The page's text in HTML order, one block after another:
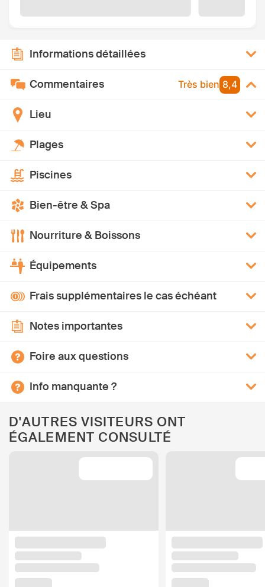
Informations détaillées
Commentaires Très bien 8,4
Lieu
Plages
Piscines
Bien-être & Spa
Nourriture & Boissons
Équipements
Frais supplémentaires le cas échéant
Notes importantes
Foire aux questions
Info manquante ?
D'AUTRES VISITEURS ONT
ÉGALEMENT CONSULTÉ